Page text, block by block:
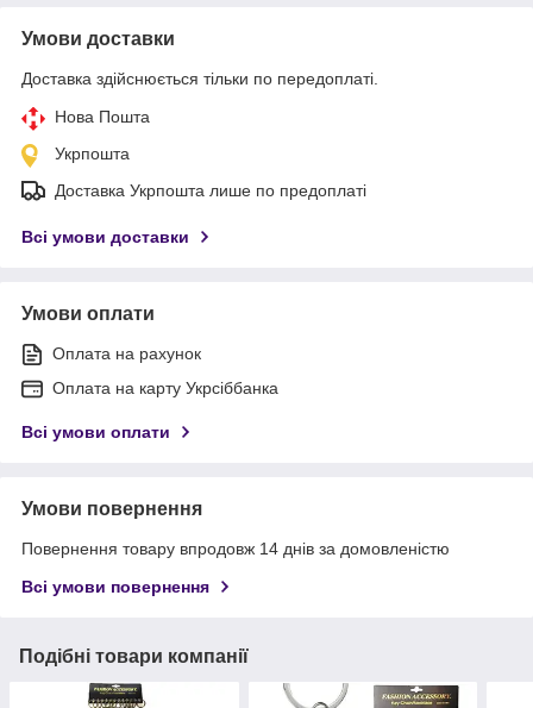
Умови доставки
Доставка здійснюється тільки по передоплаті.
Нова Пошта
Укрпошта
Доставка Укрпошта лише по предоплаті
Всі умови доставки
Умови оплати
Оплата на рахунок
Оплата на карту Укрсіббанка
Всі умови оплати
Умови повернення
Повернення товару впродовж 14 днів за домовленістю
Всі умови повернення
Подібні товари компанії